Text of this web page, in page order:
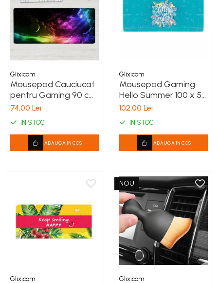
Glixicom
Mousepad Cauciucat
pentru Gaming 90 cm
x 40 cm x 3 mm Model
Laterale si Baza
Cauciucata
74,00 Lei
IN STOC
ADAUGA IN COS
Glixicom
Mousepad Gaming
Hello Summer 100 x 50
cm Baza din Cauciuc
Glixicom®
102,00 Lei
IN STOC
ADAUGA IN COS
Glixicom
NOU
Glixicom